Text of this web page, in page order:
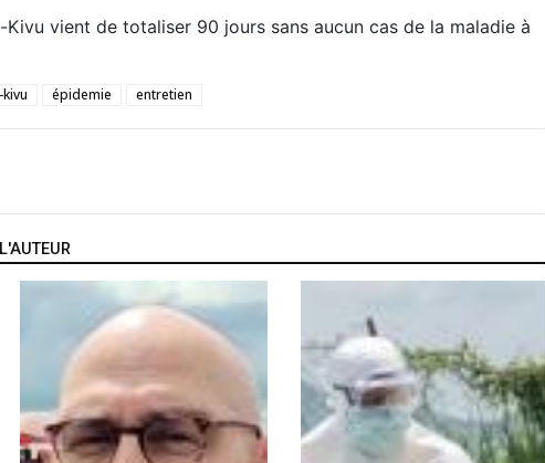
vient de totaliser 90 jours sans aucun cas de la maladie à
épidemie entretien